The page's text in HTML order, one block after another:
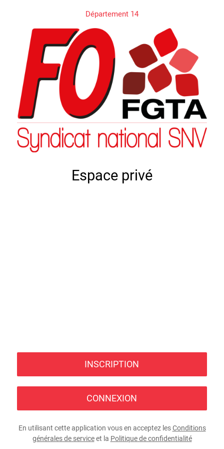
Département 14
Espace privé
INSCRIPTION
CONNEXION
En utilisant cette application vous en acceptez lesConditions
générales de serviceet la Politique de confidentialité